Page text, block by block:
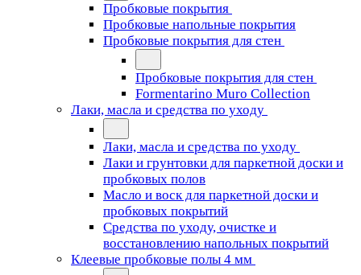
Пробковые покрытия
Пробковые напольные покрытия
Пробковые покрытия для стен
Пробковые покрытия для стен
Formentarino Muro Collection
Лаки, масла и средства по уходу
Лаки, масла и средства по уходу
Лаки и грунтовки для паркетной доски и
пробковых полов
Масло и воск для паркетной доски и
пробковых покрытий
Средства по уходу, очистке и
восстановлению напольных покрытий
Клеевые пробковые полы 4 мм